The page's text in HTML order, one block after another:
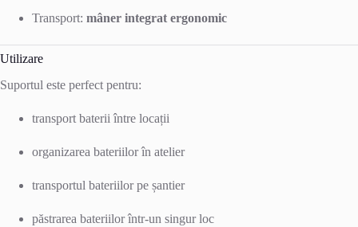
Transport: mâner integrat ergonomic
Utilizare
Suportul este perfect pentru:
transport baterii între locații
organizarea bateriilor în atelier
transportul bateriilor pe șantier
păstrarea bateriilor într-un singur loc